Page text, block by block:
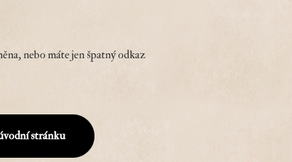
nebo máte jen špatný odkaz
stránku